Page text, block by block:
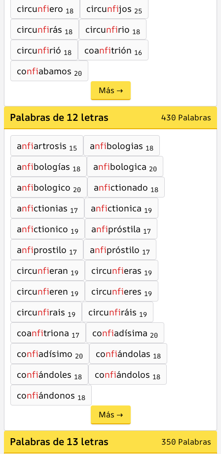
circunfiero 18 circunfijos 25
circunfirás 18 circunfirio 18
circunfirió 18 coanfitrión 16
confiabamos 20
Más →
Palabras de 12 letras 430 Palabras
anfiartrosis 15 anfibologias 18
anfibologías 18 anfibologica 20
anfibologico 20 anfictionado 18
anfictionias 17 anfictionica 19
anfictionico 19 anfipróstila 17
anfiprostilo 17 anfipróstilo 17
circunfieran 19 circunfieras 19
circunfieren 19 circunfieres 19
circunfirais 19 circunfiráis 19
coanfitriona 17 confiadísima 20
confiadísimo 20 confiándolas 18
confiándoles 18 confiándolos 18
confiándonos 18
Más →
Palabras de 13 letras 350 Palabras